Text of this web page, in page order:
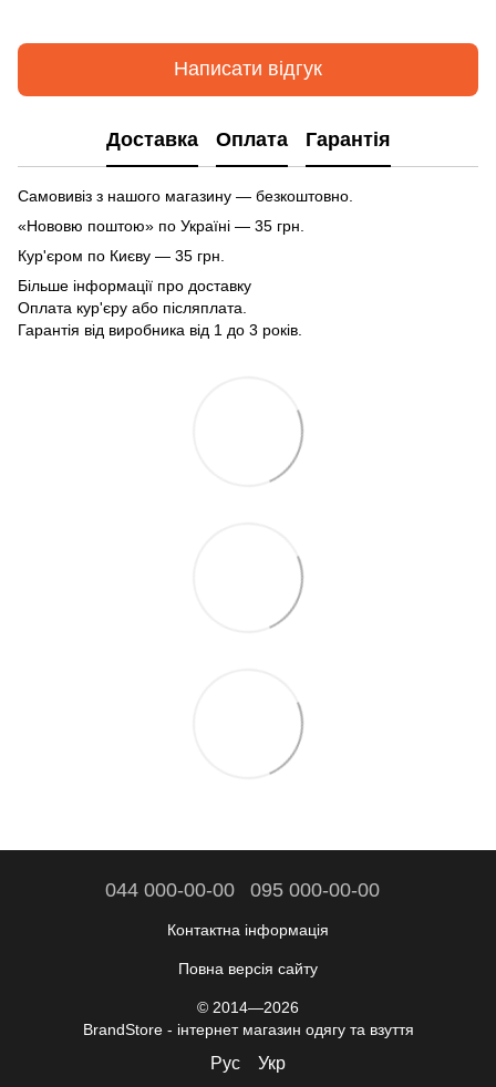
Написати відгук
Доставка Оплата Гарантія
Самовивіз з нашого магазину — безкоштовно.
«Нововю поштою» по Україні — 35 грн.
Кур'єром по Києву — 35 грн.
Більше інформації про доставку
Оплата кур'єру або післяплата.
Гарантія від виробника від 1 до 3 років.
044 000-00-00 095 000-00-00
Контактна інформація
Повна версія сайту
© 2014—2026
BrandStore - інтернет магазин одягу та взуття
Рус Укр